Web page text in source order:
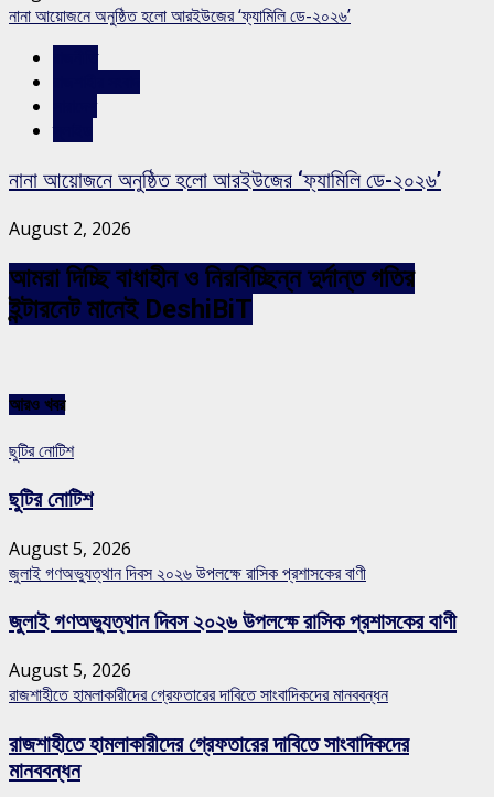
নানা আয়োজনে অনুষ্ঠিত হলো আরইউজের ‘ফ্যামিলি ডে-২০২৬’
নানা আয়োজনে অনুষ্ঠিত হলো আরইউজের ‘ফ্যামিলি ডে-২০২৬’
August 2, 2026
আমরা দিচ্ছি বাধাহীন ও নিরবিচ্ছিন্ন দুর্দান্ত গতির
ইন্টারনেট মানেই DeshiBiT
আরও খবর
ছুটির নোটিশ
ছুটির নোটিশ
August 5, 2026
জুলাই গণঅভ্যুত্থান দিবস ২০২৬ উপলক্ষে রাসিক প্রশাসকের বাণী
জুলাই গণঅভ্যুত্থান দিবস ২০২৬ উপলক্ষে রাসিক প্রশাসকের বাণী
August 5, 2026
রাজশাহীতে হামলাকারীদের গ্রেফতারের দাবিতে সাংবাদিকদের মানববন্ধন
রাজশাহীতে হামলাকারীদের গ্রেফতারের দাবিতে সাংবাদিকদের
মানববন্ধন